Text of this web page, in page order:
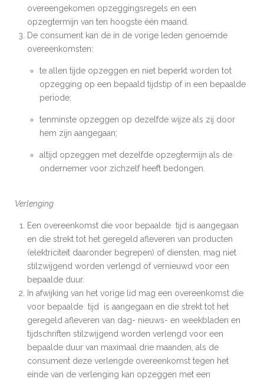
overeengekomen opzeggingsregels en een
opzegtermijn van ten hoogste één maand.
De consument kan de in de vorige leden genoemde
overeenkomsten:
te allen tijde opzeggen en niet beperkt worden tot
opzegging op een bepaald tijdstip of in een bepaalde
periode;
tenminste opzeggen op dezelfde wijze als zij door
hem zijn aangegaan;
altijd opzeggen met dezelfde opzegtermijn als de
ondernemer voor zichzelf heeft bedongen.
Verlenging
Een overeenkomst die voor bepaalde tijd is aangegaan
en die strekt tot het geregeld afleveren van producten
(elektriciteit daaronder begrepen) of diensten, mag niet
stilzwijgend worden verlengd of vernieuwd voor een
bepaalde duur.
In afwijking van het vorige lid mag een overeenkomst die
voor bepaalde tijd is aangegaan en die strekt tot het
geregeld afleveren van dag- nieuws- en weekbladen en
tijdschriften stilzwijgend worden verlengd voor een
bepaalde duur van maximaal drie maanden, als de
consument deze verlengde overeenkomst tegen het
einde van de verlenging kan opzeggen met een